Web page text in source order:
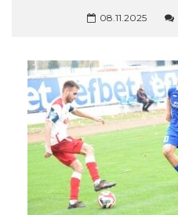
08.11.2025